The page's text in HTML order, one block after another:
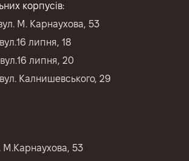
корпусів:
М. Карнаухова, 53
липня, 18
липня, 20
Калнишевського, 29
М.Карнаухова, 53